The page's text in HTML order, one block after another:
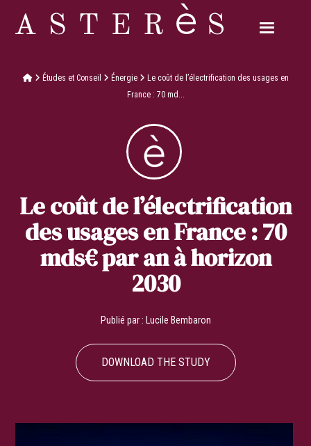
Études et Conseil Énergie
Le coût de l’électrification des usages en
France : 70 md...
Le coût de l’électrification
des usages en France : 70
mds€ par an à horizon
2030
Publié par : Lucile Bembaron
DOWNLOAD THE STUDY